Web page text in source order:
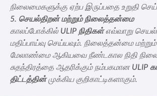
நிலைமைகளுக்கு ஏற்ப இருப்பதை உறுதி
5. செயல்திறன் மற்றும் நிலைத்தன்மை
காலப்போக்கில் ULIP நிதிகள்எவ்வாறு
மதிப்பாய்வு செய்யவும். நிலைத்தன்மை
மேலாண்மை ஆகியவை நீண்டகால நிதி
சுதந்திரத்தை ஆதரிக்கும் நம்பகமான ULIP
திட்டத்தின்முக்கிய குறிகாட்டிகளாகும்.